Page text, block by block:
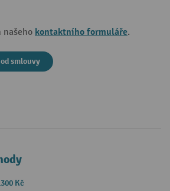
našeho kontaktního formuláře.
smlouvy
Kč